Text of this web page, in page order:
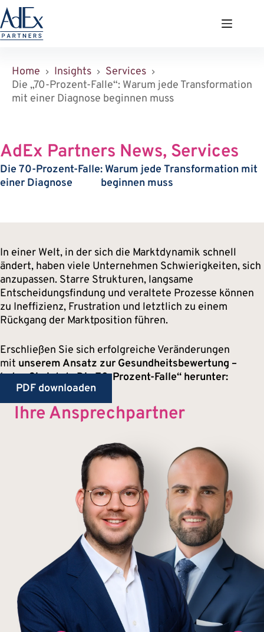
Zum
Inhalt
springen
Home Insights
Services
Die „70-Prozent-Falle“: Warum jede Transformation
mit einer Diagnose beginnen muss
AdEx Partners News, Services
Die 70-Prozent-Falle: Warum jede Transformation mit
einer Diagnose beginnen muss
In einer Welt, in der sich die Marktdynamik schnell
ändert, haben viele Unternehmen Schwierigkeiten, sich
anzupassen. Starre Strukturen, langsame
Entscheidungsfindung und veraltete Prozesse können
zu Ineffizienz, Frustration und letztlich zu einem
Rückgang der Marktposition führen.
Erschließen Sie sich erfolgreiche Veränderungen
mit unserem Ansatz zur Gesundheitsbewertung –
laden Sie jetzt „Die 70-Prozent-Falle“ herunter:
PDF downloaden
Ihre Ansprechpartner